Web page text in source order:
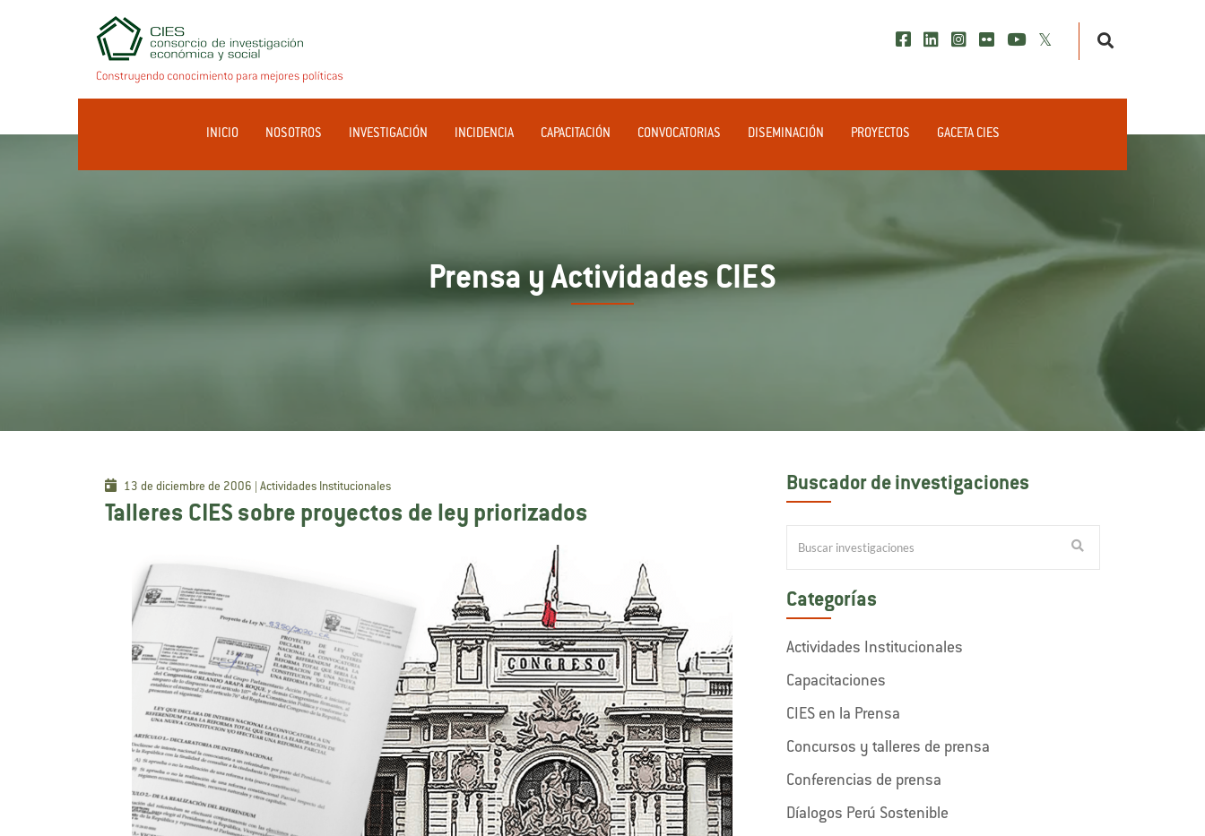
INICIO NOSOTROS INVESTIGACIÓN INCIDENCIA CAPACITACIÓN CONVOCATORIAS DISEMINACIÓN PROYECTOS GACETA CIES
Prensa y Actividades CIES
13 de diciembre de 2006 | Actividades Institucionales
Talleres CIES sobre proyectos de ley priorizados
Buscador de investigaciones
Categorías
Actividades Institucionales
Capacitaciones
CIES en la Prensa
Concursos y talleres de prensa
Conferencias de prensa
Díalogos Perú Sostenible